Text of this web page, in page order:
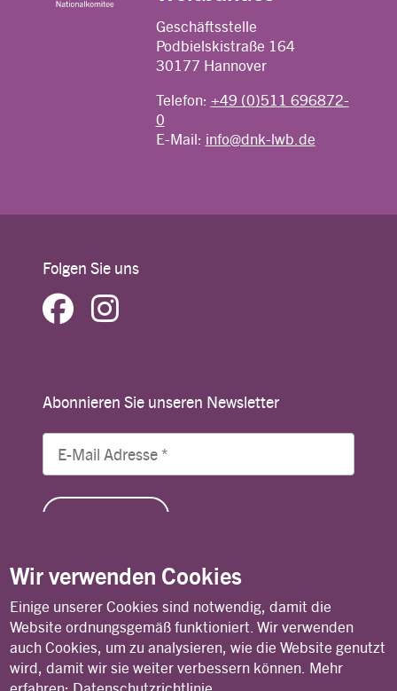
Geschäftsstelle
Podbielskistraße 164
30177 Hannover
Telefon: +49 (0)511 696872-
0
E-Mail: info@dnk-lwb.de
Folgen Sie uns
Abonnieren Sie unseren Newsletter
© Copyright 2026 Lutheran World Federation
Kontakt Privacy Policy Terms of Use
Wir verwenden Cookies
Einige unserer Cookies sind notwendig, damit die
Website ordnungsgemäß funktioniert. Wir verwenden
auch Cookies, um zu analysieren, wie die Website genutzt
wird, damit wir sie weiter verbessern können. Mehr